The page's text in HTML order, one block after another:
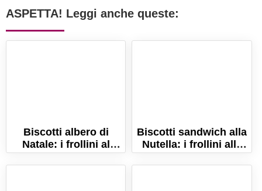
ASPETTA! Leggi anche queste:
Biscotti albero di
Natale: i frollini al
burro delle feste!
Biscotti sandwich alla
Nutella: i frollini alle
nocciole e cacao!